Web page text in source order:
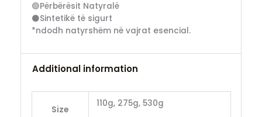
🟢Përbërësit Natyralë
⚫Sintetikë të sigurt
*ndodh natyrshëm në vajrat esencial.
Additional information
Size
110g, 275g, 530g